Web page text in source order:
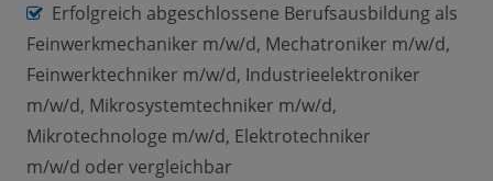
Erfolgreich abgeschlossene Berufsausbildung als
Feinwerkmechaniker m/w/d, Mechatroniker m/w/d,
Feinwerktechniker m/w/d, Industrieelektroniker
m/w/d, Mikrosystemtechniker m/w/d,
Mikrotechnologe m/w/d, Elektrotechniker
m/w/d oder vergleichbar